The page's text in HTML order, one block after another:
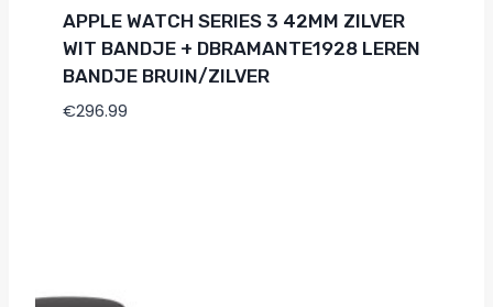
APPLE WATCH SERIES 3 42MM ZILVER
WIT BANDJE + DBRAMANTE1928 LEREN
BANDJE BRUIN/ZILVER
€296.99